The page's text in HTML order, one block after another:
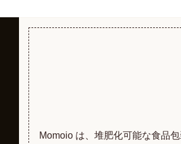
Momoio は、堆肥化可能な食品